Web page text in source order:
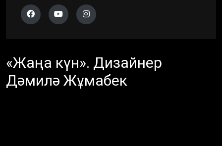
«Жаңа күн». Дизайнер
Дәмилә Жұмабек